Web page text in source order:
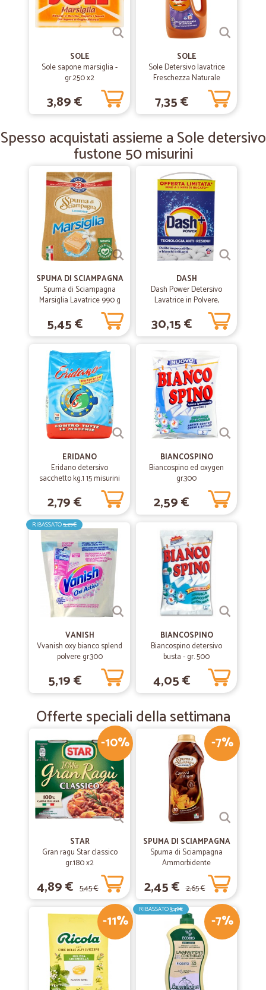
15/01/2019
—Alfredo T.
Quello che ho ordinato e arrivato nei…
Quello che ho ordinato e arrivato nei tempi corretti Buona giornata
26/12/2018
Rita M.
veloci
veloci. precisi.economici eccellente
SOLE
Sole sapone marsiglia -
gr.250 x2
3,89 €
SOLE
Sole Detersivo lavatrice
Freschezza Naturale
Lavanda 29 lavaggi 1,305 L
7,35 €
Spesso acquistati assieme a Sole detersivo
fustone 50 misurini
SPUMA DI SCIAMPAGNA
Spuma di Sciampagna
Marsiglia Lavatrice 990 g
5,45 €
DASH
Dash Power Detersivo
Lavatrice in Polvere,
Tecnologia Anti-Residui, 83
Lavaggi 4150 g
30,15 €
ERIDANO
Eridano detersivo
sacchetto kg.1 15 misurini
2,79 €
BIANCOSPINO
Biancospino ed oxygen
gr.300
2,59 €
RIBASSATO5,29€
VANISH
Vvanish oxy bianco splend
polvere gr.300
5,19 €
BIANCOSPINO
Biancospino detersivo
busta - gr. 500
4,05 €
Offerte speciali della settimana
-10%
STAR
Gran ragu Star classico
gr.180 x2
4,89 € 5,45 €
-7%
SPUMA DI SCIAMPAGNA
Spuma di Sciampagna
Ammorbidente
Concentrato Carezza
d'Argan 600 ml
2,45 € 2,65 €
-11% -7%
RIBASSATO3,49€